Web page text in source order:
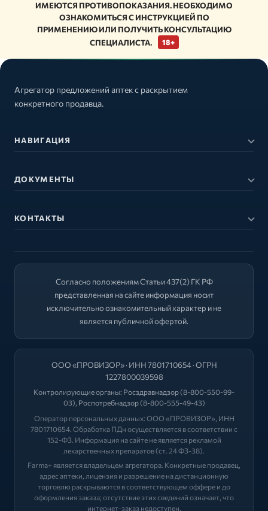
ИМЕЮТСЯ ПРОТИВОПОКАЗАНИЯ. НЕОБХОДИМО
ОЗНАКОМИТЬСЯ С ИНСТРУКЦИЕЙ ПО
ПРИМЕНЕНИЮ ИЛИ ПОЛУЧИТЬ КОНСУЛЬТАЦИЮ
СПЕЦИАЛИСТА.
18+
Агрегатор предложений аптек с раскрытием
конкретного продавца.
НАВИГАЦИЯ
ДОКУМЕНТЫ
КОНТАКТЫ
Согласно положениям Статьи 437(2) ГК РФ
представленная на сайте информация носит
исключительно ознакомительный характер и не
является публичной офертой.
ООО «ПРОВИЗОР» · ИНН 7801710654 · ОГРН
1227800039598
Контролирующие органы: Росздравнадзор(8-800-550-99-
03), Роспотребнадзор(8-800-555-49-43)
Оператор персональных данных: ООО «ПРОВИЗОР», ИНН
7801710654. Обработка ПДн осуществляется в соответствии с
152-ФЗ. Информация на сайте не является рекламой
лекарственных препаратов (ст. 24 ФЗ-38).
Farma+ является владельцем агрегатора. Конкретные продавец,
адрес аптеки, лицензия и разрешение на дистанционную
торговлю раскрываются в соответствующем оффере и до
оформления заказа; отсутствие этих сведений означает, что
интернет-заказ недоступен.